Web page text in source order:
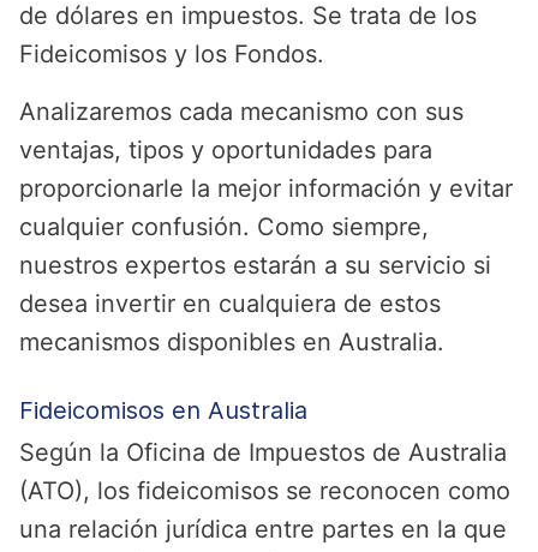
de dólares en impuestos. Se trata de los
Fideicomisos y los Fondos.
Analizaremos cada mecanismo con sus
ventajas, tipos y oportunidades para
proporcionarle la mejor información y evitar
cualquier confusión. Como siempre,
nuestros expertos estarán a su servicio si
desea invertir en cualquiera de estos
mecanismos disponibles en Australia.
Fideicomisos en Australia
Según la Oficina de Impuestos de Australia
(ATO), los fideicomisos se reconocen como
una relación jurídica entre partes en la que